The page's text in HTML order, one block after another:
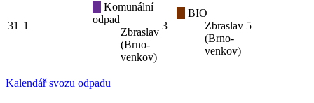
31 1
Komunální
odpad
Zbraslav
(Brno-
venkov)
3
BIO
Zbraslav
(Brno-
venkov)
5
Kalendář svozu odpadu